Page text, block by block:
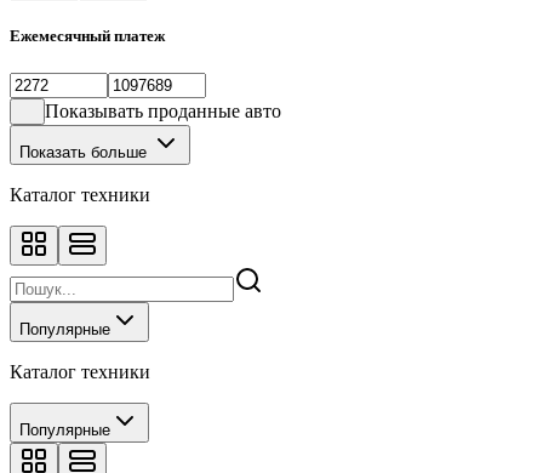
Ежемесячный платеж
Показывать проданные авто
Показать больше
Каталог техники
Популярные
Каталог техники
Популярные